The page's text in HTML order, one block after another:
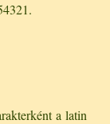
a latin